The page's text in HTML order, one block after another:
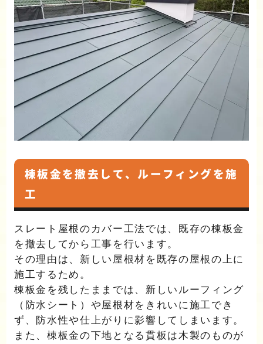
棟板金を撤去して、ルーフィングを施
工
スレート屋根のカバー工法では、既存の棟板金
を撤去してから工事を行います。
その理由は、新しい屋根材を既存の屋根の上に
施工するため。
棟板金を残したままでは、新しいルーフィング
（防水シート）や屋根材をきれいに施工でき
ず、防水性や仕上がりに影響してしまいます。
また、棟板金の下地となる貫板は木製のものが